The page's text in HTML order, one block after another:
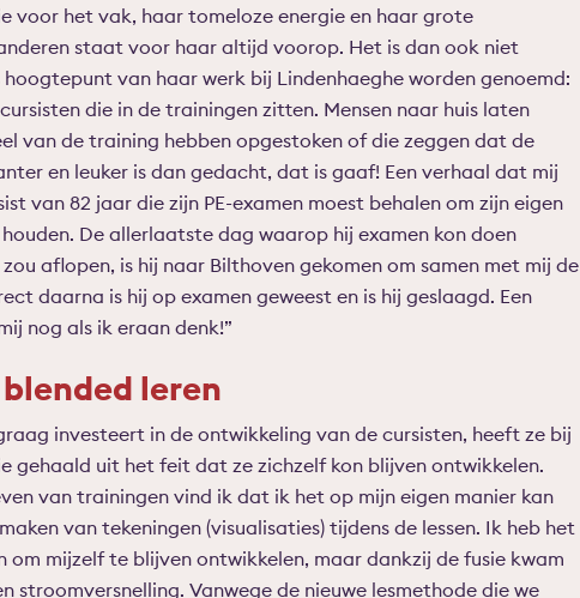
voor het vak, haar tomeloze energie en haar grote
staat voor haar altijd voorop. Het is dan ook niet
van haar werk bij Lindenhaeghe worden genoemd:
die in de trainingen zitten. Mensen naar huis laten
van de training hebben opgestoken of die zeggen dat de
en leuker is dan gedacht, dat is gaaf! Een verhaal dat mij
van 82 jaar die zijn PE-examen moest behalen om zijn eigen
De allerlaatste dag waarop hij examen kon doen
aflopen, is hij naar Bilthoven gekomen om samen met mij de
daarna is hij op examen geweest en is hij geslaagd. Een
nog als ik eraan denk!”
leren
investeert in de ontwikkeling van de cursisten, heeft ze bij
gehaald uit het feit dat ze zichzelf kon blijven ontwikkelen.
van trainingen vind ik dat ik het op mijn eigen manier kan
van tekeningen (visualisaties) tijdens de lessen. Ik heb het
mijzelf te blijven ontwikkelen, maar dankzij de fusie kwam
stroomversnelling. Vanwege de nieuwe lesmethode die we